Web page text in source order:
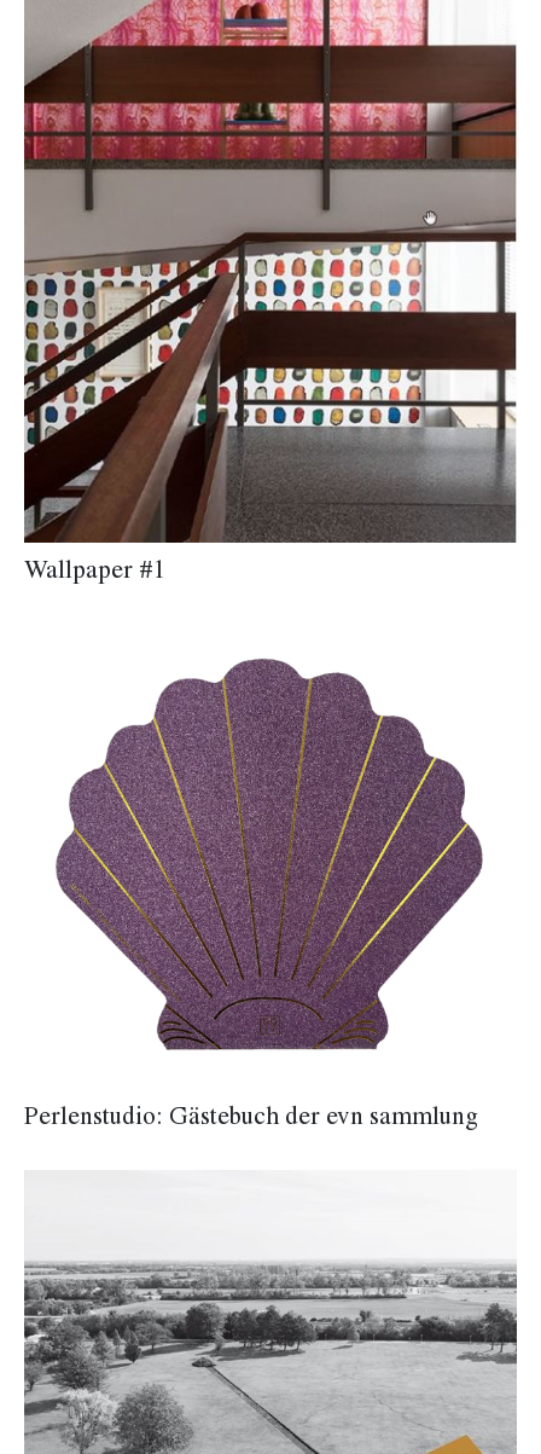
Wallpaper #1
Perlenstudio: Gästebuch der evn sammlung